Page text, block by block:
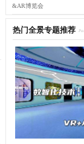
&AR博览会
热门全景专题推荐